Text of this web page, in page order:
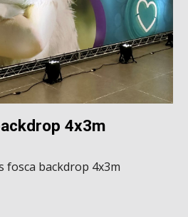
4x3m
fosca backdrop 4x3m